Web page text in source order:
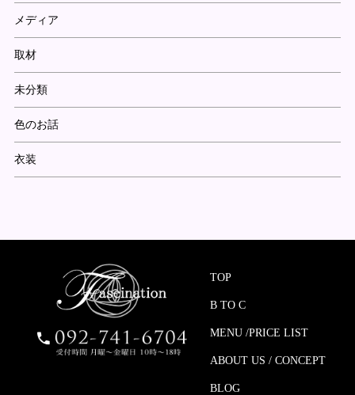
メディア
取材
未分類
色のお話
衣装
TOP
B TO C
MENU /PRICE LIST
ABOUT US / CONCEPT
BLOG